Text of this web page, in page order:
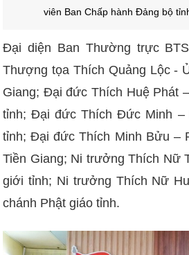
viên Ban Chấp hành Đảng bộ
Đại diện Ban Thường trực
Thượng tọa Thích Quảng Lộc -
Giang; Đại đức Thích Huệ Phát
tỉnh; Đại đức Thích Đức Minh –
tỉnh; Đại đức Thích Minh Bửu –
Tiền Giang; Ni trưởng Thích Nữ
giới tỉnh; Ni trưởng Thích Nữ
chánh Phật giáo tỉnh.